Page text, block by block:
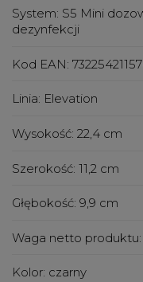
System: S5 Mini
dezynfekcji
Kod EAN:
Linia: Elevation
Wysokość: 22,4 cm
Szerokość: 11,2 cm
Głębokość: 9,9 cm
Waga netto produktu:
Kolor: czarny